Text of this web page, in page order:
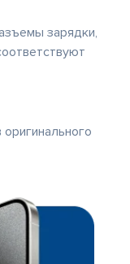
зарядки,